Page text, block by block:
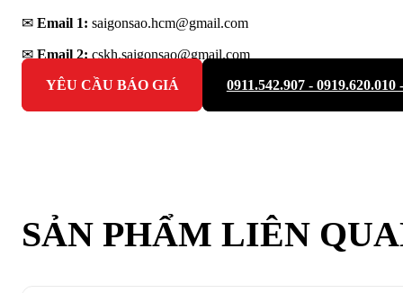
✉ Email 1: saigonsao.hcm@gmail.com
✉ Email 2: cskh.saigonsao@gmail.com
YÊU CẦU BÁO GIÁ
0911.542.907 - 0919.620.010
SẢN PHẨM LIÊN